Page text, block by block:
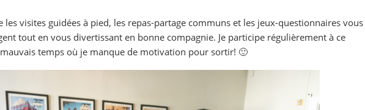
les visites guidées à pied, les repas-partage communs et les jeux-questionnaires vous
tout en vous divertissant en bonne compagnie. Je participe régulièrement à ce
temps où je manque de motivation pour sortir! 🙂